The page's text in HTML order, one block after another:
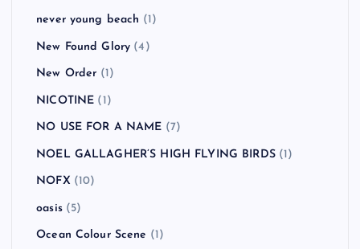
never young beach (1)
New Found Glory (4)
New Order (1)
NICOTINE (1)
NO USE FOR A NAME (7)
NOEL GALLAGHER’S HIGH FLYING BIRDS(1)
NOFX (10)
oasis(5)
Ocean Colour Scene (1)